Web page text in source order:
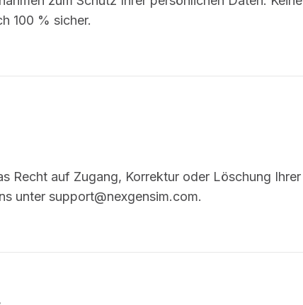
100 % sicher.
Recht auf Zugang, Korrektur oder Löschung Ihrer
unter support@nexgensim.com.